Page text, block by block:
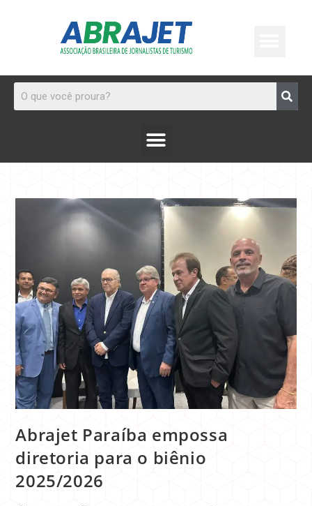
Abrajet Paraíba empossa
diretoria para o biênio
2025/2026